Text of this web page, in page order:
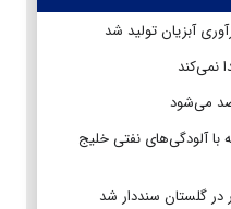
نمی‌کند
می‌شود
با آلودگی‌های نفتی خلیج‌